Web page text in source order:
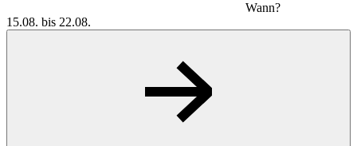
Wann?
15.08. bis 22.08.